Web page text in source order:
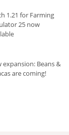
1.21 for Farming
25 now
expansion: Beans &
are coming!